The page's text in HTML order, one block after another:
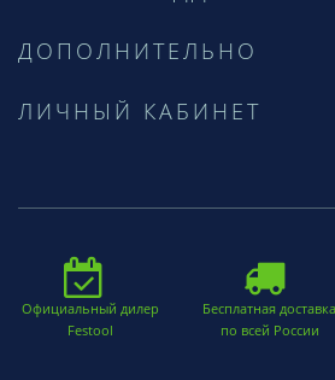
ДОПОЛНИТЕЛЬНО
ЛИЧНЫЙ КАБИНЕТ
Официальный дилер
Festool
Бесплатная доставка
по всей России